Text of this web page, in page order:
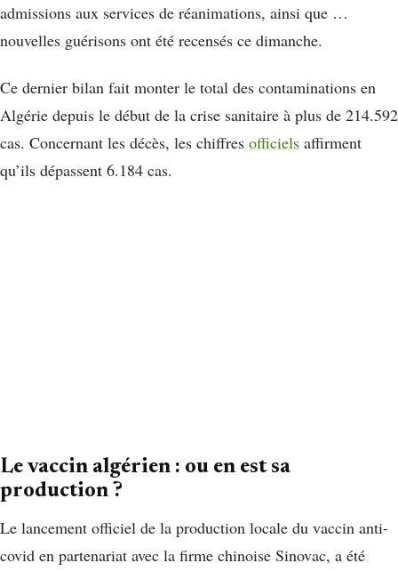
admissions aux services de réanimations, ainsi que …
nouvelles guérisons ont été recensés ce dimanche.
Ce dernier bilan fait monter le total des contaminations en
Algérie depuis le début de la crise sanitaire à plus de 214.592
cas. Concernant les décès, les chiffres officiels affirment
qu’ils dépassent 6.184 cas.
Le vaccin algérien : ou en est sa
production ?
Le lancement officiel de la production locale du vaccin anti-
covid en partenariat avec la firme chinoise Sinovac, a été